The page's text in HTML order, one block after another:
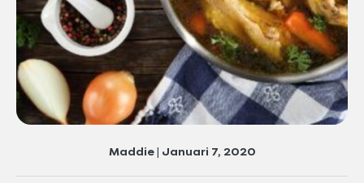
Maddie | Januari 7, 2020